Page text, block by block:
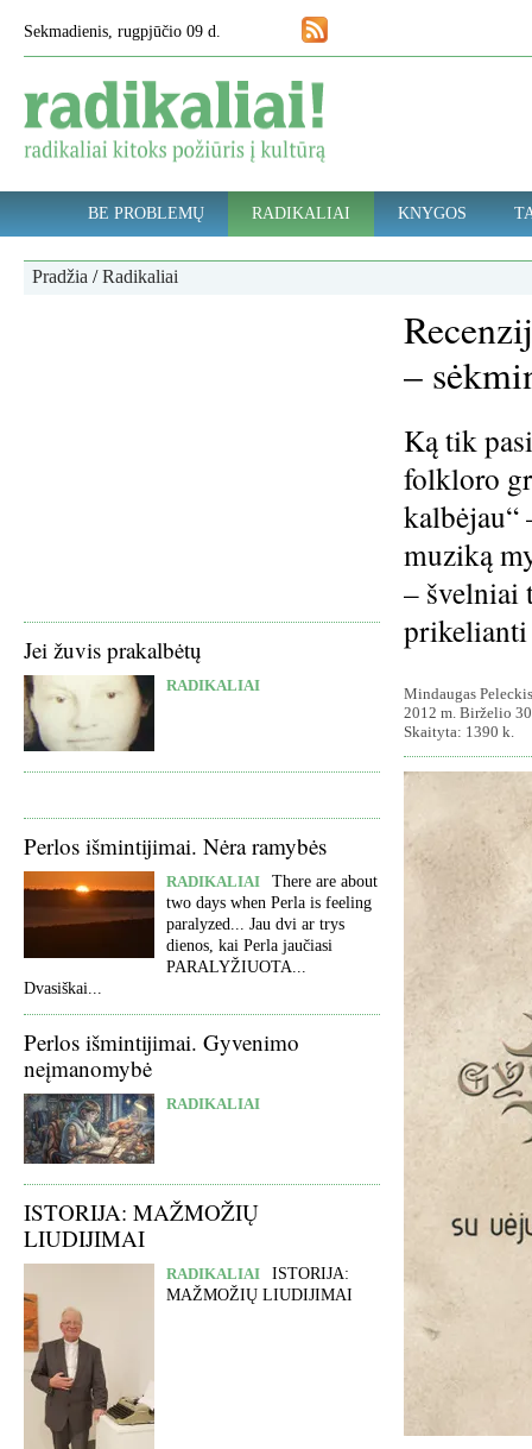
Sekmadienis, rugpjūčio 09 d.
BE PROBLEMŲ RADIKALIAI KNYGOS
Pradžia /Radikaliai
Jei žuvis prakalbėtų
RADIKALIAI
Perlos išmintijimai. Nėra ramybės
RADIKALIAI
There are about
two days when Perla is feeling
paralyzed... Jau dvi ar trys
dienos, kai Perla jaučiasi
PARALYŽIUOTA...
Dvasiškai...
Perlos išmintijimai. Gyvenimo
neįmanomybė
RADIKALIAI
ISTORIJA: MAŽMOŽIŲ
LIUDIJIMAI
RADIKALIAI
ISTORIJA:
MAŽMOŽIŲ LIUDIJIMAI
–
Ką tik
folkloro
muziką
– švelniai
prikelianti
Mindaugas Peleckis
2012 m. Birželio
Skaityta: 1390 k.